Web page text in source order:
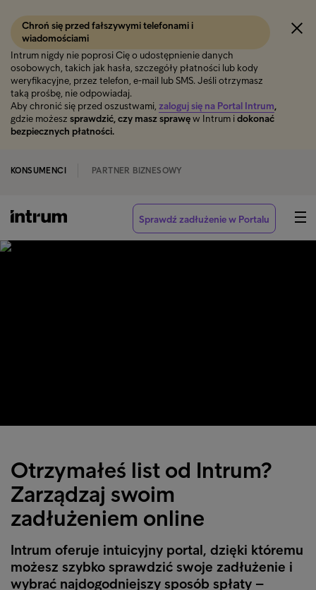
Chroń się przed fałszywymi telefonami i
wiadomościami
Intrum nigdy nie poprosi Cię o udostępnienie danych
osobowych, takich jak hasła, szczegóły płatności lub kody
weryfikacyjne, przez telefon, e-mail lub SMS. Jeśli otrzymasz
taką prośbę, nie odpowiadaj.
Aby chronić się przed oszustwami, zaloguj się na Portal Intrum,
gdzie możesz sprawdzić, czy masz sprawęw Intrum idokonać
bezpiecznych płatności.
KONSUMENCI PARTNER BIZNESOWY
Sprawdź zadłużenie w Portalu
Otrzymałeś list od Intrum?
Zarządzaj swoim
zadłużeniem online
Intrum oferuje intuicyjny portal, dzięki któremu
możesz szybko sprawdzić swoje zadłużenie i
wybrać najdogodniejszy sposób spłaty –